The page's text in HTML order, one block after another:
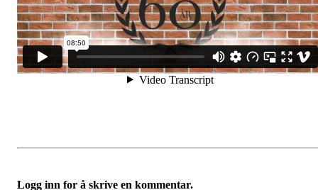
Logg inn for å skrive en kommentar.